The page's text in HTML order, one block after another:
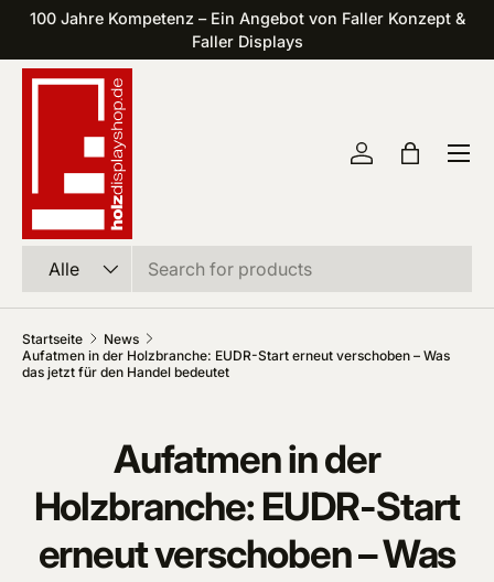
100 Jahre Kompetenz – Ein Angebot von Faller Konzept &
Faller Displays
Alle
Einloggen
Startseite
News
Aufatmen in der Holzbranche: EUDR-Start erneut verschoben – Was
das jetzt für den Handel bedeutet
Aufatmen in der
Holzbranche: EUDR-Start
erneut verschoben – Was